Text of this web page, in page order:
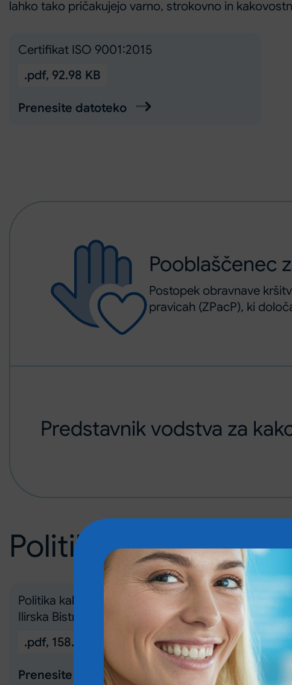
lahko tako pričakujejo varno, strokovno in
Certifikat ISO 9001:2015
.pdf, 92.98 KB
Prenesite datoteko
Pooblaščenec
Postopek obravnave
pravicah (ZPacP), ki
Predstavnik vodstva za
Politika kakovosti
Politika kakovosti Zdravstvenega doma
Ilirska Bistrica
.pdf, 158.96 KB
Prenesite datoteko